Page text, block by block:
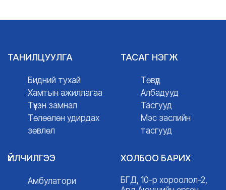
ТАНИЛЦУУЛГА
Бидний тухай
Хамтын ажиллагаа
Түүхэн замнал
Төлөөлөн удирдах
зөвлөл
ТАСАГ НЭГЖ
Төвүүд
Албадууд
Тасгууд
Мэс заслийн
тасгууд
ҮЙЛЧИЛГЭЭ
Амбулатори
ХОЛБОО БАРИХ
БГД, 10-р хороолол-2,